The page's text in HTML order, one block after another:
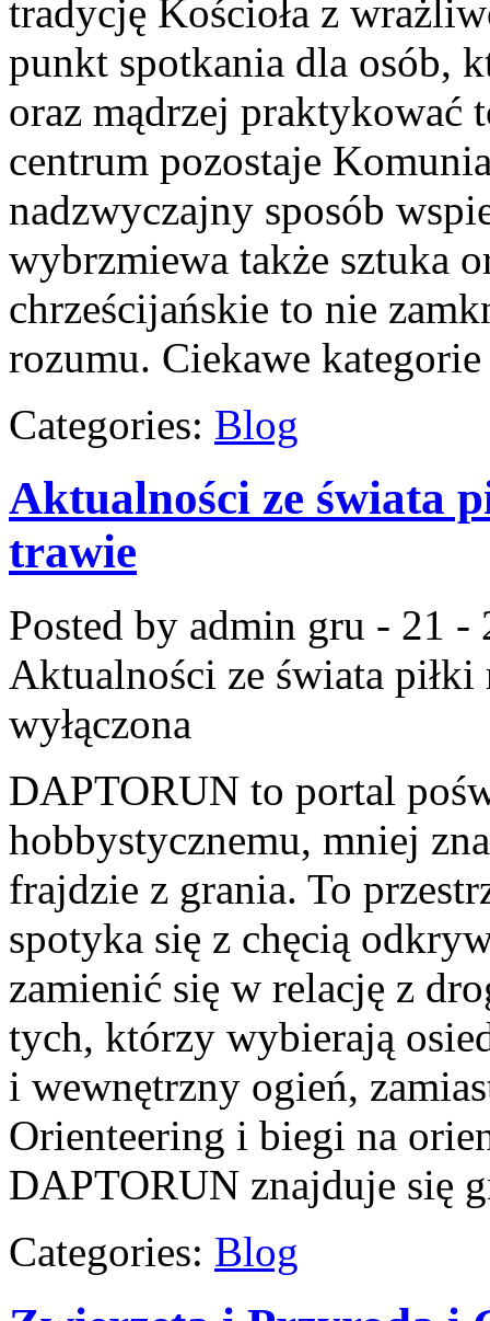
tradycję Kościoła z
punkt spotkania dla osób,
oraz mądrzej praktykować
centrum pozostaje
nadzwyczajny sposób
wybrzmiewa także sztuka
chrześcijańskie to nie
rozumu. Ciekawe
Categories: Blog
Aktualności ze świata
trawie
Posted by admin gru - 21 -
Aktualności ze świata
wyłączona
DAPTORUN to portal
hobbystycznemu, mniej
frajdzie z grania. To
spotyka się z chęcią
zamienić się w relację z
tych, którzy wybierają
i wewnętrzny ogień,
Orienteering i biegi na
DAPTORUN znajduje się
Categories: Blog